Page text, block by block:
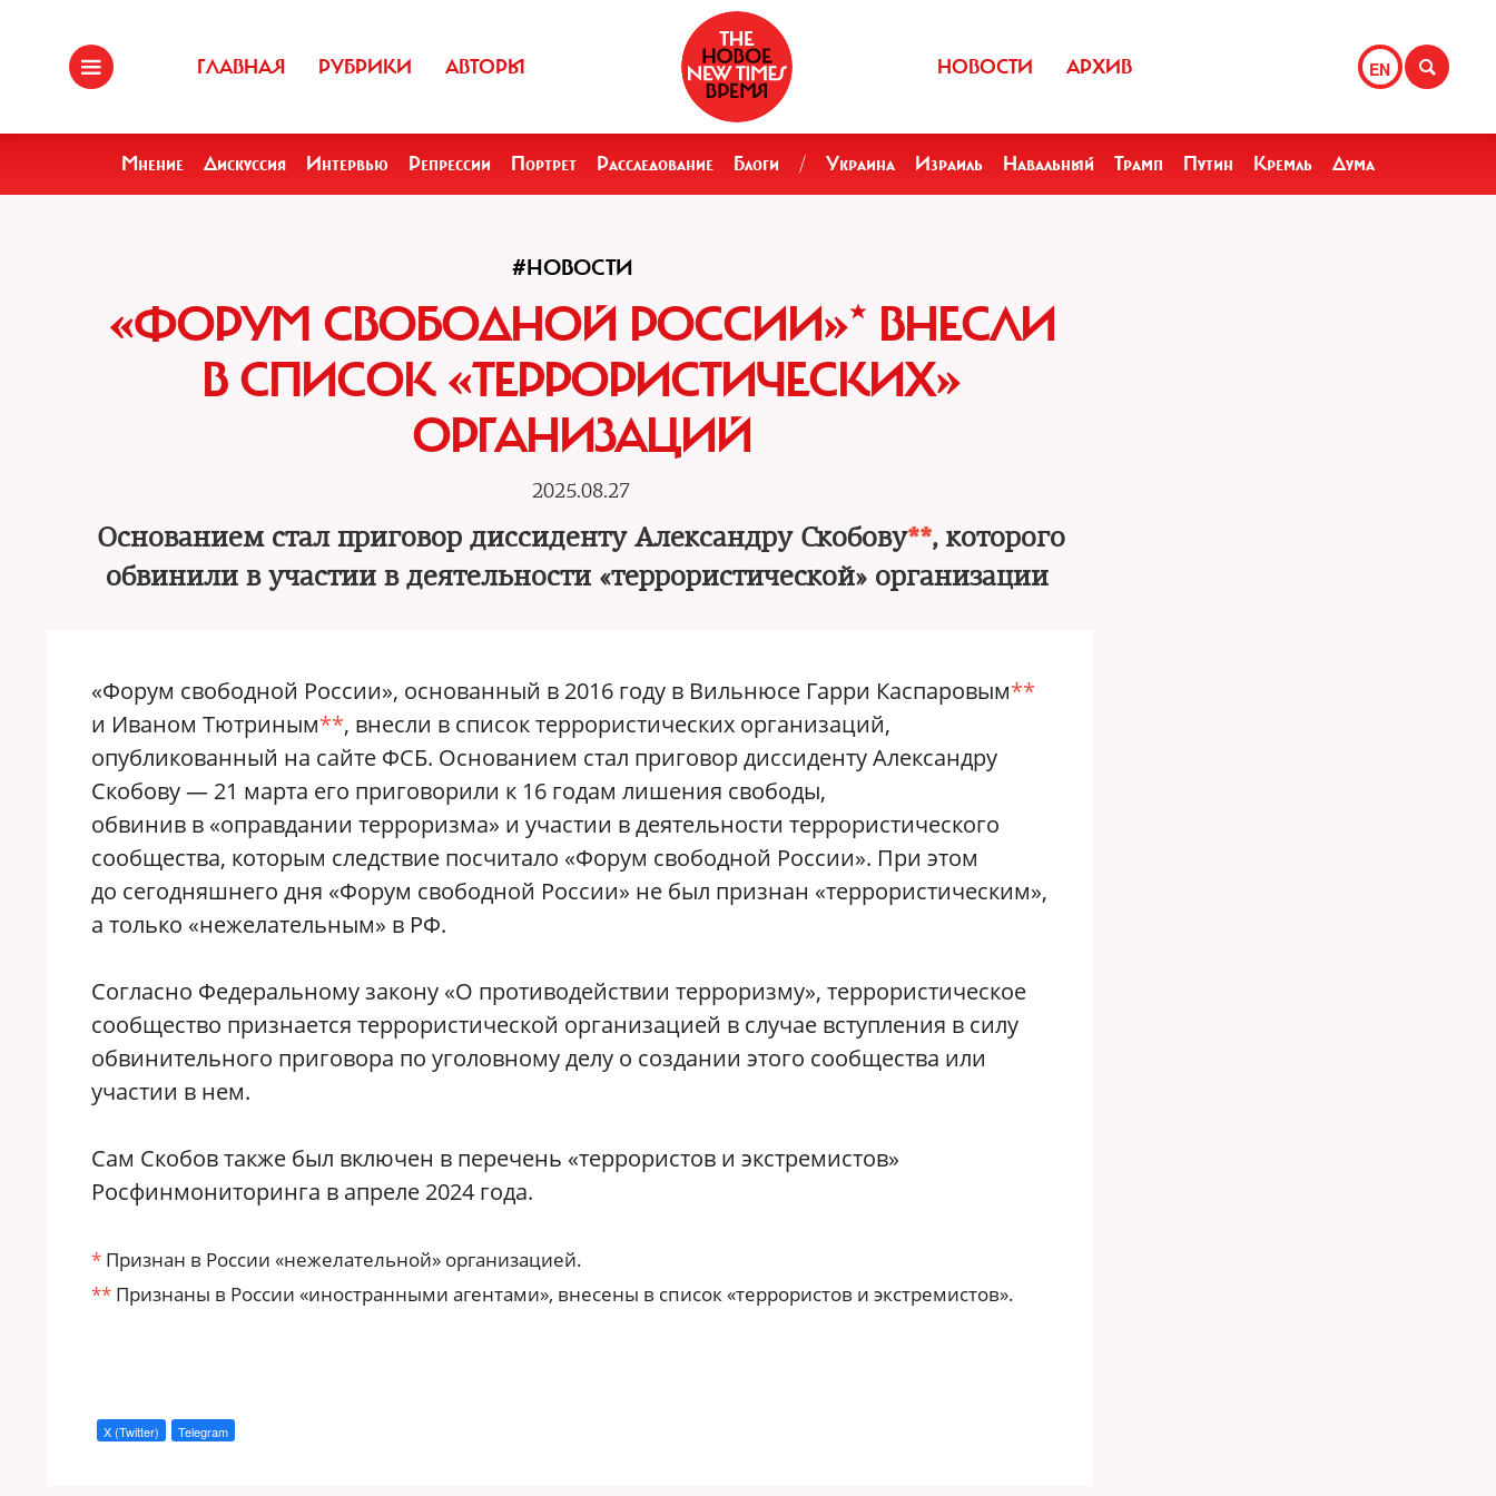
ГЛАВНАЯ РУБРИКИ АВТОРЫ EN
НОВОСТИ АРХИВ
Мнение Дискуссия Интервью Репрессии Портрет Расследование Блоги / Украина Израиль Навальный Трамп Путин Кремль Дума
#НОВОСТИ
«ФОРУМ СВОБОДНОЙ РОССИИ»* ВНЕСЛИ
В СПИСОК «ТЕРРОРИСТИЧЕСКИХ»
ОРГАНИЗАЦИЙ
2025.08.27
Основанием стал приговор диссиденту Александру Скобову**, которого
обвинили в участии в деятельности «террористической» организации
«Форум свободной России», основанный в 2016 году в Вильнюсе Гарри Каспаровым**
и Иваном Тютриным**, внесли в список террористических организаций,
опубликованный на сайте ФСБ. Основанием стал приговор диссиденту Александру
Скобову — 21 марта его приговорили к 16 годам лишения свободы,
обвинив в «оправдании терроризма» и участии в деятельности террористического
сообщества, которым следствие посчитало «Форум свободной России». При этом
до сегодняшнего дня «Форум свободной России» не был признан «террористическим»,
а только «нежелательным» в РФ.
Согласно Федеральному закону «О противодействии терроризму», террористическое
сообщество признается террористической организацией в случае вступления в силу
обвинительного приговора по уголовному делу о создании этого сообщества или
участии в нем.
Сам Скобов также был включен в перечень «террористов и экстремистов»
Росфинмониторинга в апреле 2024 года.
* Признан в России «нежелательной» организацией.
** Признаны в России «иностранными агентами», внесены в список «террористов и экстремистов».
X (Twitter) Telegram